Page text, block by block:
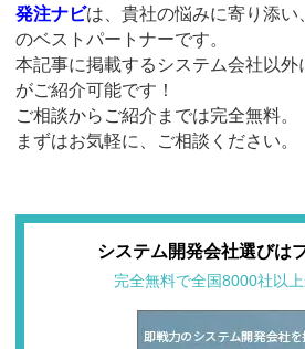
発注ナビは、貴社の悩みに寄り添
のベストパートナーです。
本記事に掲載するシステム会社以外
がご紹介可能です！
ご相談からご紹介までは完全無料。
まずはお気軽に、ご相談ください
システム開発会社選びは
完全無料で全国8000社以